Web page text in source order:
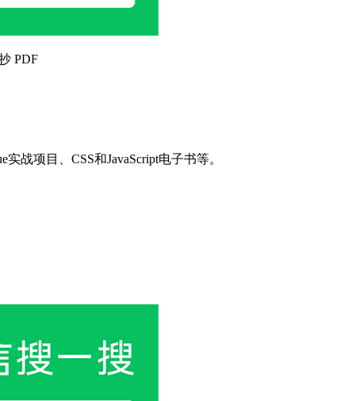
PDF
战项目、CSS和JavaScript电子书等。